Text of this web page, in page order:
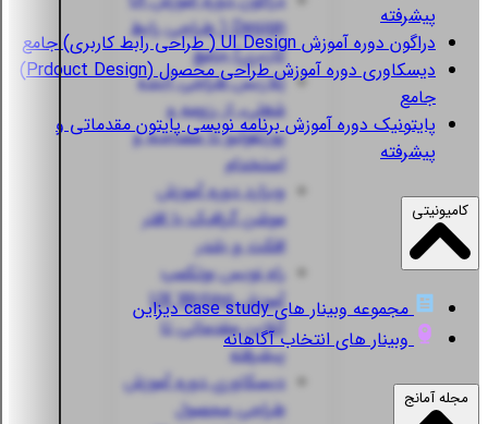
Design ( طراحی رابط
کاربری) جامع
پُلاریسطراحی آینده
شغلی، از رزومه و
پورتفولیو تا مصاحبه و
استخدام
ویزارددوره آموزش
موشن گرافیک با افتر
افکت و بلندر
راه نویسبوتکمپ
آموزش UX Writing
آنلاین مقدماتی تا
پیشرفته
دیسکاوریدوره آموزش
طراحی محصول
پیشرفته
دراگوندوره آموزش UI Design ( طراحی رابط کاربری) جامع
دیسکاوری
دوره آموزش طراحی محصول (Prdouct Design)
جامع
پایتونیکدوره آموزش برنامه نویسی پایتون مقدماتی و
پیشرفته
کامیونیتی
مجموعه وبینار های case study دیزاین
وبینار های انتخاب آگاهانه
مجله آمانج